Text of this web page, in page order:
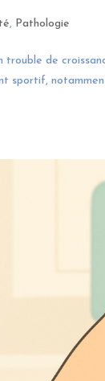
, Pathologie
trouble de
sportif,